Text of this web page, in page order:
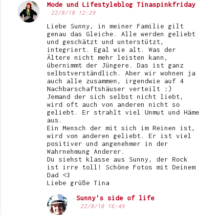
Mode und Lifestyleblog Tinaspinkfriday
22/8/18 12:29
Liebe Sunny, in meiner Familie gilt
genau das Gleiche. Alle werden geliebt
und geschätzt und unterstützt,
integriert. Egal wie alt. Was der
Ältere nicht mehr leisten kann,
übernimmt der Jüngere. Das ist ganz
selbstverständlich. Aber wir wohnen ja
auch alle zusammen, irgendwie auf 4
Nachbarschaftshäuser verteilt :)
Jemand der sich selbst nicht liebt,
wird oft auch von anderen nicht so
geliebt. Er strahlt viel Unmut und Häme
aus.
Ein Mensch der mit sich im Reinen ist,
wird von anderen geliebt. Er ist viel
positiver und angenehmer in der
Wahrnehmung Anderer.
Du siehst klasse aus Sunny, der Rock
ist irre toll! Schöne Fotos mit Deinem
Dad <3
Liebe grüße Tina
Sunny's side of life
22/8/18 16:49